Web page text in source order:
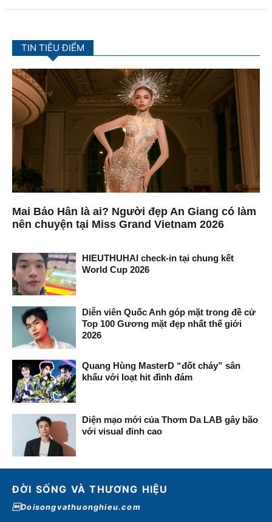
TIN TIÊU ĐIỂM
Mai Bảo Hân là ai? Người đẹp An Giang có làm
nên chuyện tại Miss Grand Vietnam 2026
HIEUTHUHAI check-in tại chung kết
World Cup 2026
Diễn viên Quốc Anh góp mặt trong đề cử
Top 100 Gương mặt đẹp nhất thế giới
2026
Quang Hùng MasterD “đốt cháy” sân
khấu với loạt hit đình đám
Diện mạo mới của Thơm Da LAB gây bão
với visual đỉnh cao
ĐỜI SỐNG VÀ THƯƠNG HIỆU
Doisongvathuonghieu.com